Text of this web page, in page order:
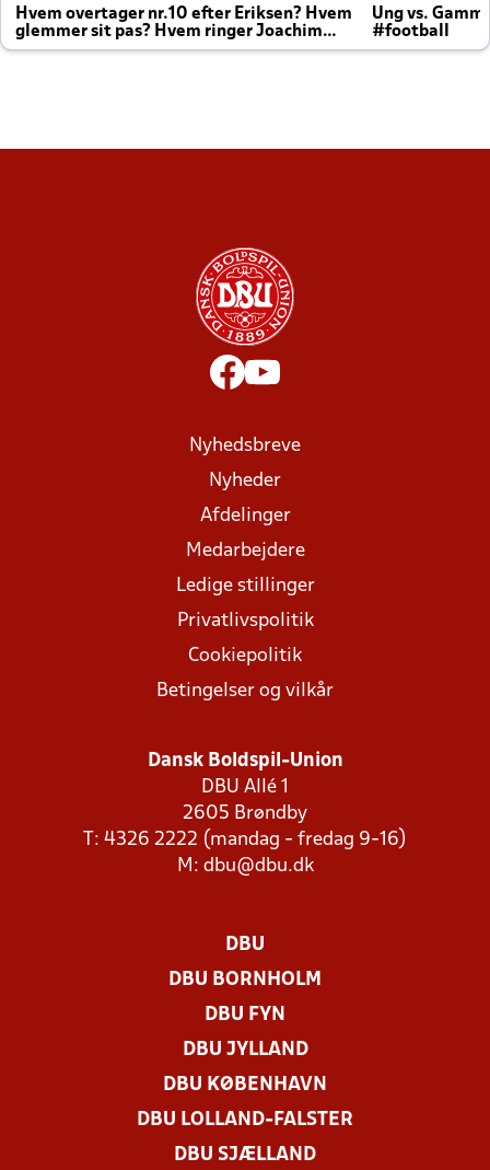
Hvem overtager nr.10 efter Eriksen? Hvem
glemmer sit pas? Hvem ringer Joachim
altid til efter kampe?
Ung vs.
#football
Nyhedsbreve
Nyheder
Afdelinger
Medarbejdere
Ledige stillinger
Privatlivspolitik
Cookiepolitik
Betingelser og vilkår
Dansk Boldspil-Union
DBU Allé 1
2605 Brøndby
T: 4326 2222 (mandag - fredag 9-16)
M: dbu@dbu.dk
DBU
DBU BORNHOLM
DBU FYN
DBU JYLLAND
DBU KØBENHAVN
DBU LOLLAND-FALSTER
DBU SJÆLLAND